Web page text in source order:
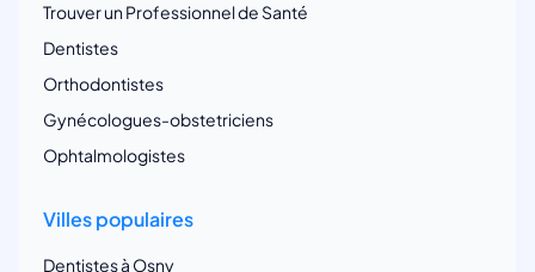
Trouver un Professionnel de Santé
Dentistes
Orthodontistes
Gynécologues-obstetriciens
Ophtalmologistes
Villes populaires
Dentistes à Osny